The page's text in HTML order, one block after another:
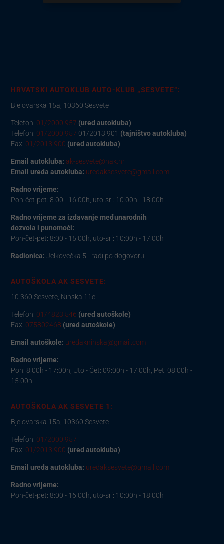
HRVATSKI AUTOKLUB AUTO-KLUB „SESVETE“:
Bjelovarska 15a, 10360 Sesvete
Telefon: 01/2000 957 (ured autokluba)
Telefon: 01/2000 957 01/2013 901 (tajništvo autokluba)
Fax. 01/2013 900 (ured autokluba)
Email autokluba: ak-sesvete@hak.hr
Email ureda autokluba: uredaksesvete@gmail.com
Radno vrijeme:
Pon-čet-pet: 8:00 - 16:00h, uto-sri: 10:00h - 18:00h
Radno vrijeme za izdavanje međunarodnih
dozvola i punomoći:
Pon-čet-pet: 8:00 - 15:00h, uto-sri: 10:00h - 17:00h
Radionica:Jelkovečka 5 - radi po dogovoru
AUTOŠKOLA AK SESVETE:
10 360 Sesvete, Ninska 11c
Telefon: 01/4823 546 (ured autoškole)
Fax: 075802468 (ured autoškole)
Email autoškole: uredakninska@gmail.com
Radno vrijeme:
Pon: 8:00h - 17:00h, Uto - Čet: 09:00h - 17:00h, Pet: 08:00h -
15:00h
AUTOŠKOLA AK SESVETE 1:
Bjelovarska 15a, 10360 Sesvete
Telefon: 01/2000 957
Fax. 01/2013 900 (ured autokluba)
Email ureda autokluba: uredaksesvete@gmail.com
Radno vrijeme:
Pon-čet-pet: 8:00 - 16:00h, uto-sri: 10:00h - 18:00h